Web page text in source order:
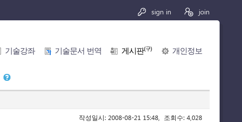
sign in join
기술강좌 기술문서 번역 게시판(구) 개인정보
작성일시: 2008-08-21 15:48, 조회수: 4,028